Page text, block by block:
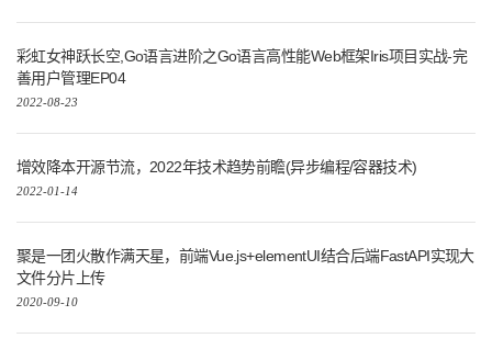
彩虹女神跃长空,Go语言进阶之Go语言高性能Web框架Iris项目实战-完
善用户管理EP04
2022-08-23
增效降本开源节流，2022年技术趋势前瞻(异步编程/容器技术)
2022-01-14
聚是一团火散作满天星，前端Vue.js+elementUI结合后端FastAPI实现大
文件分片上传
2020-09-10